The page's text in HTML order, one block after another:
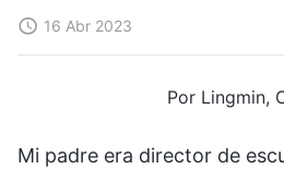
16 Abr 2023
Por Lingmin,
Mi padre era director de